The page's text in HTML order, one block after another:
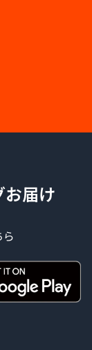
お届け